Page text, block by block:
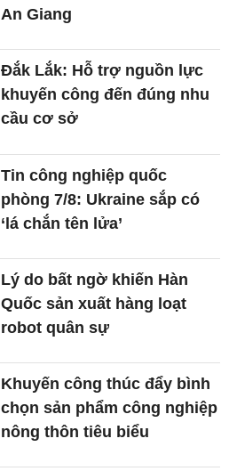
An Giang
Đắk Lắk: Hỗ trợ nguồn lực
khuyến công đến đúng nhu
cầu cơ sở
Tin công nghiệp quốc
phòng 7/8: Ukraine sắp có
‘lá chắn tên lửa’
Lý do bất ngờ khiến Hàn
Quốc sản xuất hàng loạt
robot quân sự
Khuyến công thúc đẩy bình
chọn sản phẩm công nghiệp
nông thôn tiêu biểu